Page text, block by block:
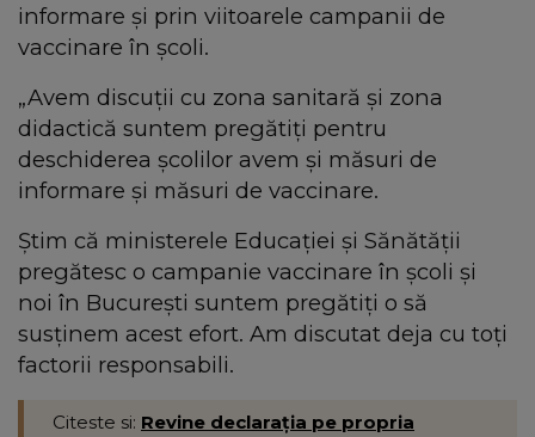
informare și prin viitoarele campanii de
vaccinare în școli.
„Avem discuții cu zona sanitară și zona
didactică suntem pregătiți pentru
deschiderea școlilor avem și măsuri de
informare și măsuri de vaccinare.
Ştim că ministerele Educației şi Sănătății
pregătesc o campanie vaccinare în şcoli și
noi în București suntem pregătiți o să
susținem acest efort. Am discutat deja cu toţi
factorii responsabili.
Citeste si: Revine declarația pe propria